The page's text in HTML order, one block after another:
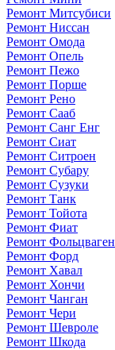
Ремонт Митсубиси
Ремонт Ниссан
Ремонт Омода
Ремонт Опель
Ремонт Пежо
Ремонт Порше
Ремонт Рено
Ремонт Сааб
Ремонт Санг Енг
Ремонт Сиат
Ремонт Ситроен
Ремонт Субару
Ремонт Сузуки
Ремонт Танк
Ремонт Тойота
Ремонт Фиат
Ремонт Фольцваген
Ремонт Форд
Ремонт Хавал
Ремонт Хончи
Ремонт Чанган
Ремонт Чери
Ремонт Шевроле
Ремонт Шкода